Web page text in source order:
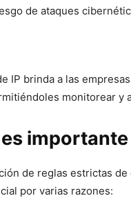
de ​ataques
IP brinda a las
monitorear y
de reglas estrictas
por varias razones: